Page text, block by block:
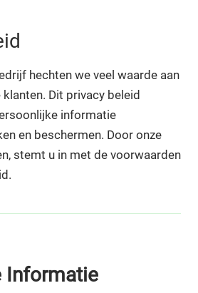
hechten we veel waarde aan
Dit privacy beleid
informatie
en beschermen. Door onze
stemt u in met de voorwaarden
Informatie